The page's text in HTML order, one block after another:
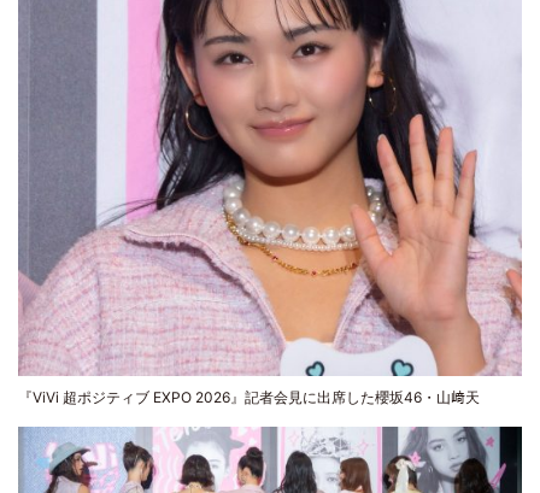
『ViVi 超ポジティブ EXPO 2026』記者会見に出席した櫻坂46・山﨑天